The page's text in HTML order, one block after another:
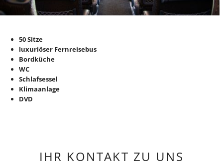
50 Sitze
luxuriöser Fernreisebus
Bordküche
WC
Schlafsessel
Klimaanlage
DVD
IHR KONTAKT ZU UNS